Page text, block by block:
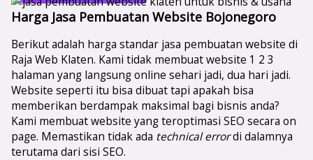
Harga Jasa Pembuatan Website Bojonegoro
Berikut adalah harga standar jasa pembuatan website di
Raja Web Klaten. Kami tidak membuat website 1 2 3
halaman yang langsung online sehari jadi, dua hari jadi.
Website seperti itu bisa dibuat tapi apakah bisa
memberikan berdampak maksimal bagi bisnis anda?
Kami membuat website yang teroptimasi SEO secara on
page. Memastikan tidak ada technical errordi dalamnya
terutama dari sisi SEO.